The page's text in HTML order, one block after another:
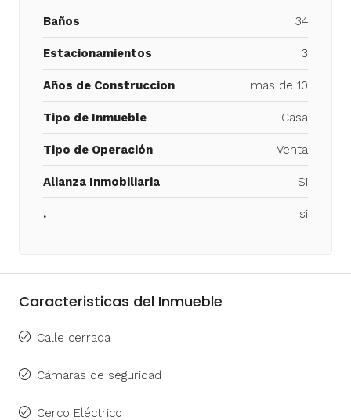
Baños 34
Estacionamientos 3
Años de Construccion mas de 10
Tipo de Inmueble Casa
Tipo de Operación Venta
Alianza Inmobiliaria Si
. si
Caracteristicas del Inmueble
Calle cerrada
Cámaras de seguridad
Cerco Eléctrico